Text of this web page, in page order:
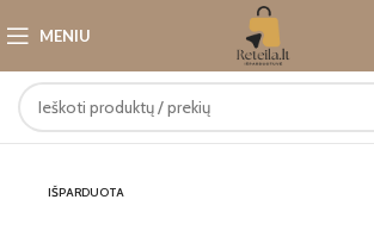
MENIU
IŠPARDUOTA